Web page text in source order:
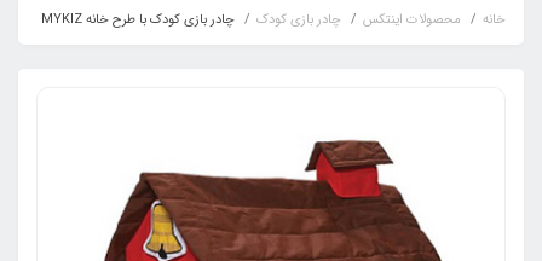
خانه محصولات اینتکس چادر بازی کودک چادر بازی کودک با طرح خانه MYKIZ